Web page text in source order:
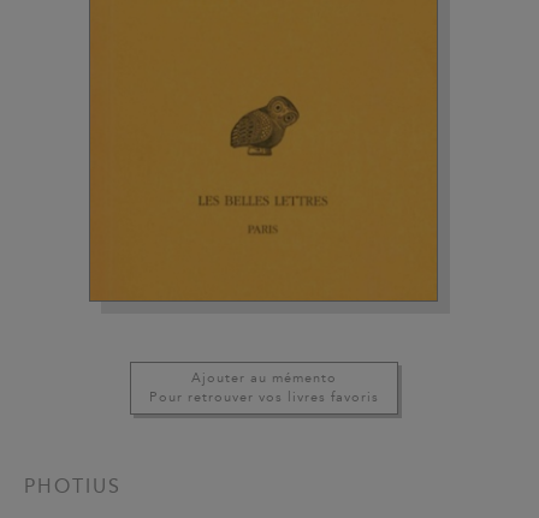
Ajouter au mémento
Pour retrouver vos livres favoris
PHOTIUS